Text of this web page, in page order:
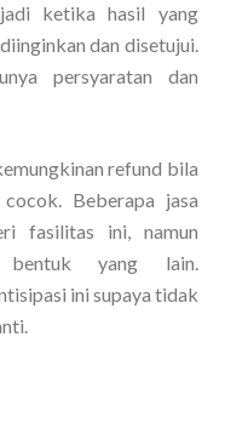
ketika hasil yang
dan disetujui.
persyaratan dan
refund bila
Beberapa jasa
fasilitas ini, namun
bentuk yang lain.
ini supaya tidak